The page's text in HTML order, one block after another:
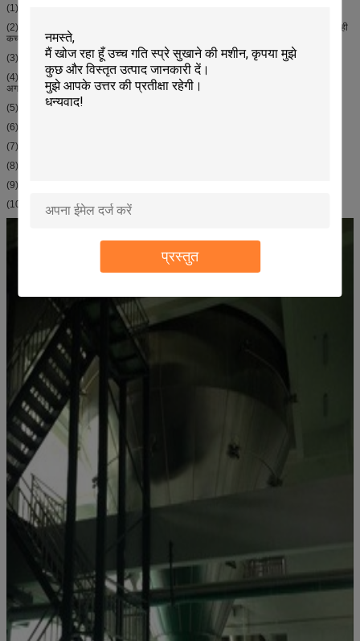
प्रस्तुत
(1) दत्तक तीन-ग्रेड एयर फिल्टर, प्रवेश हवा एक सौ हजार ग्रेड है।
(2) दत्तक दी गई दीवार शीतलन डिवाइस, आंतरिक दीवार का तापमान 80˚C से अधिक नहीं होगा भले ही
कच्चा माल दीवार पर रहे, यहां तक ​​कि जला नहीं किया जाएगा।
(3) इसकी पूरी मात्रा मानक एलपीजी उच्च गति वाले atomizing ड्रायर 3.5 गुना है।
(4) दत्तक त्वरित वाशिंग डिवाइस, यह किस्मों के लिए उत्पादन की आवश्यकताओं को पूरा कर सकता है
अगर उत्पादों
(5) गीला-उपायुक्त दत्तक, कोई पाउडर धूल नहीं है। यह जीएमपी की आवश्यकता के अनुरूप है।
(6) दत्तक हवा का व्यापक उपकरण, साफ प्रभाव संतुष्ट है।
(7) परमाणु यंत्र के दो सेट से सुसज्जित और आवृत्ति इन्वर्टर नियंत्रण को अपनाया गया।
(8) दत्तक पीएलसी नियंत्रण और प्रदर्शन, और अनुकूलित आवृत्ति नियंत्रण।
(9) अनुरोध पर वॉशिंग डिवाइस से सुसज्जित।
(10) अनुरोध पर शुष्क हवा द्वारा सील परिवहन को अपनाना।